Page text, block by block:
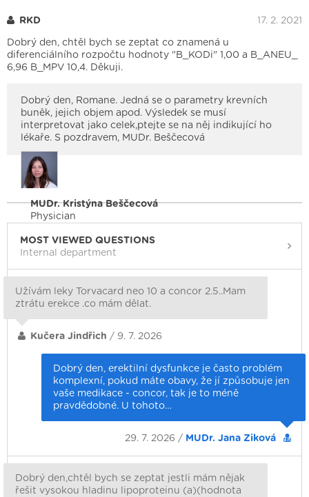
RKD 17. 2. 2021
Dobrý den, chtěl bych se zeptat co znamená u
diferenciálního rozpočtu hodnoty "B_KODi" 1,00 a B_ANEU_
6,96 B_MPV 10,4. Děkuji.
Dobrý den, Romane. Jedná se o parametry krevních
buněk, jejich objem apod. Výsledek se musí
interpretovat jako celek,ptejte se na něj indikující ho
lékaře. S pozdravem, MUDr. Beščecová
MUDr. Kristýna Beščecová
Physician
MOST VIEWED QUESTIONS
Internal department
Užívám leky Torvacard neo 10 a concor 2.5..Mam
ztrátu erekce .co mám dělat.
Kučera Jindřich / 9. 7. 2026
Dobrý den, erektilní dysfunkce je často problém
komplexní, pokud máte obavy, že jí způsobuje jen
vaše medikace - concor, tak je to méně
pravdědobné. U tohoto…
29. 7. 2026 / MUDr. Jana Ziková
Dobrý den,chtěl bych se zeptat jestli mám nějak
řešit vysokou hladinu lipoproteinu (a)(hodnota